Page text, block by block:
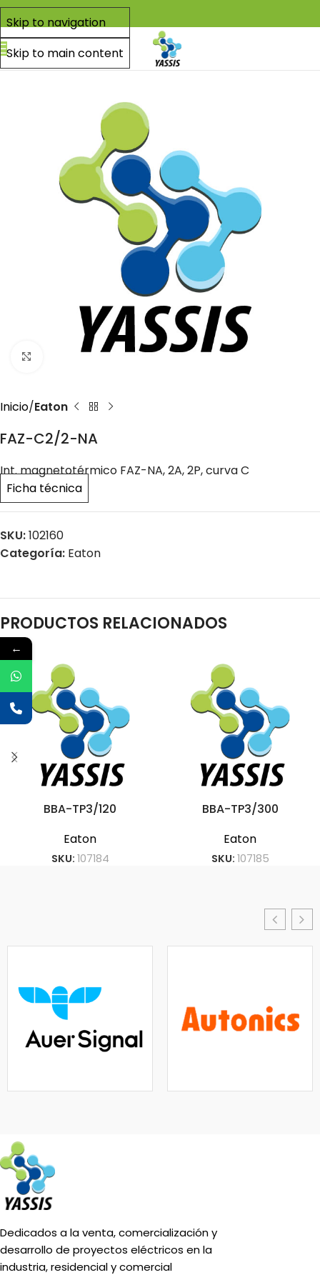
Skip to navigation
Skip to main content
Click to enlarge
Inicio Eaton
FAZ-C2/2-NA
Int. magnetotérmico FAZ-NA, 2A, 2P, curva C
Ficha técnica
SKU:102160
Categoría: Eaton
PRODUCTOS RELACIONADOS
BBA-TP3/120
Eaton
SKU: 107184
BBA-TP3/300
Eaton
SKU: 107185
Dedicados a la venta, comercialización y
desarrollo de proyectos eléctricos en la
industria, residencial y comercial
←